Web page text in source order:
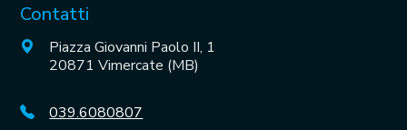
Contatti
Piazza Giovanni Paolo II, 1
20871 Vimercate (MB)
039.6080807